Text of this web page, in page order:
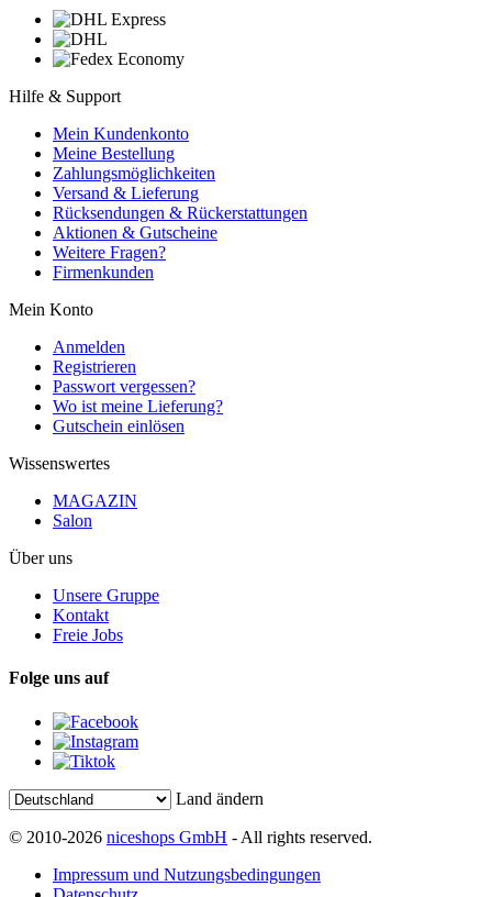
Hilfe & Support
Mein Kundenkonto
Meine Bestellung
Zahlungsmöglichkeiten
Versand & Lieferung
Rücksendungen & Rückerstattungen
Aktionen & Gutscheine
Weitere Fragen?
Firmenkunden
Mein Konto
Anmelden
Registrieren
Passwort vergessen?
Wo ist meine Lieferung?
Gutschein einlösen
Wissenswertes
MAGAZIN
Salon
Über uns
Unsere Gruppe
Kontakt
Freie Jobs
Folge uns auf
Land ändern
© 2010-2026 niceshops GmbH - All rights reserved.
Impressum und Nutzungsbedingungen